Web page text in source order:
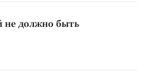
не должно быть